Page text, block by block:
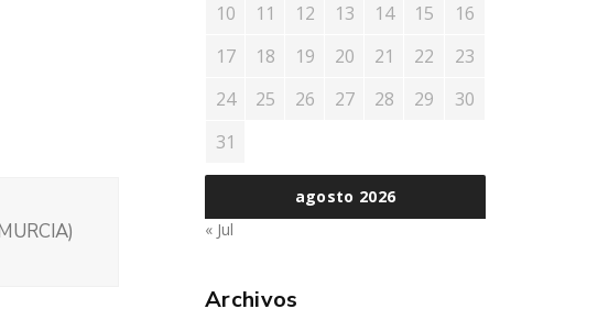
agosto 2026
10
11 12 13 14 15
16
17
18 19 20 21 22
23
24
25 26 27 28 29
30
31
« Jul
Archivos